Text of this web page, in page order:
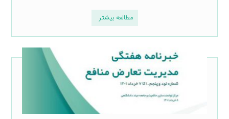
مطالعه بیشتر